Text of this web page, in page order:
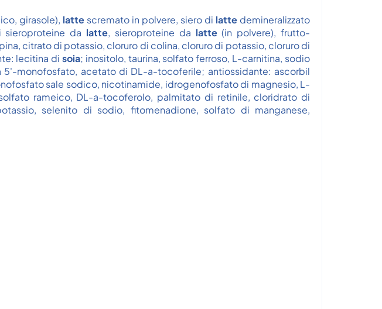
girasole), latte scremato in polvere, siero di latte demineralizzato
da latte, sieroproteine da latte(in polvere), frutto-
citrato di potassio, cloruro di colina, cloruro di potassio, cloruro di
lecitina di soia; inositolo, taurina, solfato ferroso, L-carnitina, sodio
monofosfato, acetato di DL-a-tocoferile; antiossidante: ascorbil
sale sodico, nicotinamide, idrogenofosfato di magnesio, L-
rameico, DL-a-tocoferolo, palmitato di retinile, cloridrato di
selenito di sodio, fitomenadione, solfato di manganese,